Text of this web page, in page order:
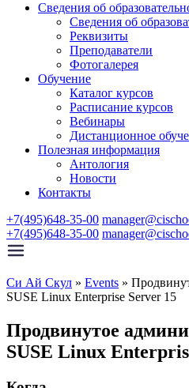
Сведения об
Сведения об
Реквизиты
Преподаватели
Фотогалерея
Обучение
Каталог курсов
Расписание курсов
Вебинары
Дистанционное
Полезная информация
Антология
Новости
Контакты
+7(495)648-35-00
+7(495)648-35-00
Си Ай Скул » Events »
SUSE Linux Enterprise Server 15
Продвинутое
SUSE Linux